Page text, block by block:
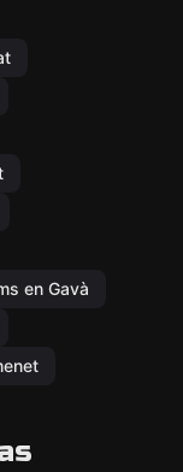
en Gavà